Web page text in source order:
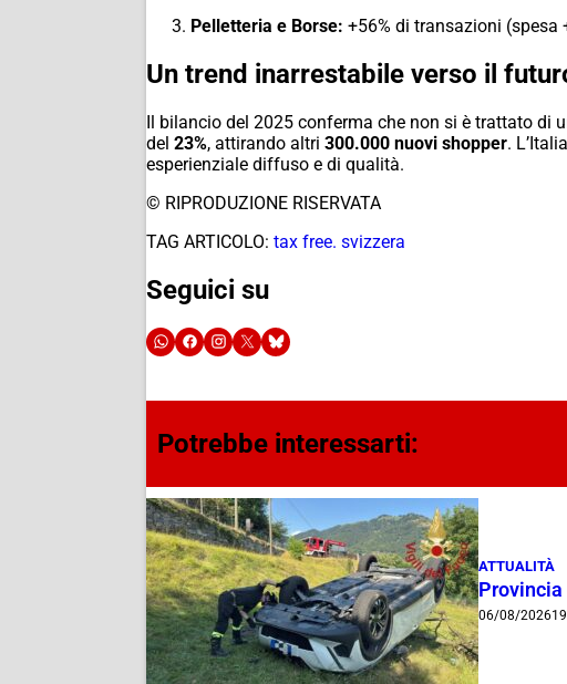
Pelletteria e Borse: +56% di transazioni (spesa
Un trend inarrestabile verso il
Il bilancio del 2025 conferma che non si è trattato di
del 23%, attirando altri 300.000 nuovi shopper.
esperienziale diffuso e di qualità.
© RIPRODUZIONE RISERVATA
TAG ARTICOLO: tax free. svizzera
Seguici su
Potrebbe interessarti:
ATTUALITÀ
06/08/2026